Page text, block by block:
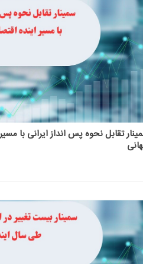
تقابل نحوه پس انداز ایرانی با